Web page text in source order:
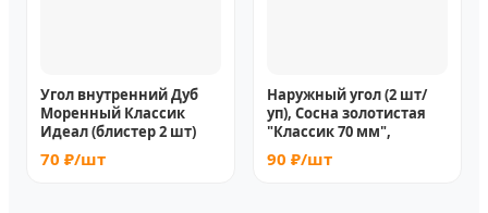
Угол внутренний Дуб
Моренный Классик
Идеал (блистер 2 шт)
70 ₽/шт
Наружный угол (2 шт/
уп), Сосна золотистая
"Классик 70 мм",
90 ₽/шт